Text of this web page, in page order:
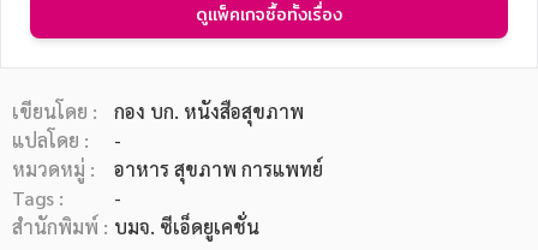
หมวดหมู่หนังสือ
ดูแพ็คเกจซื้อทั้งเรื่อง
เขียนโดย :
กอง บก. หนังสือสุขภาพ
แปลโดย :
-
หมวดหมู่ :
อาหาร สุขภาพ การแพทย์
Tags :
-
สำนักพิมพ์ : บมจ. ซีเอ็ดยูเคชั่น